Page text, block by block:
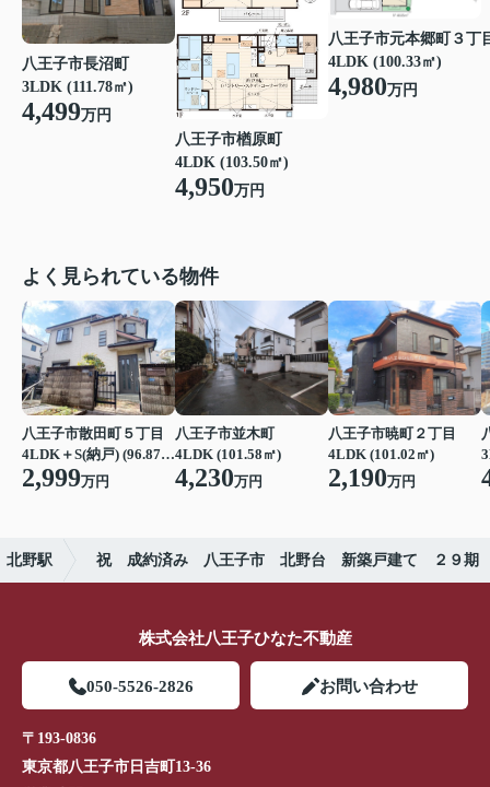
八王子市長沼町
3LDK (111.78㎡)
4,499万円
八王子市楢原町
4LDK (103.50㎡)
4,950万円
八王子市元本郷町３丁
4LDK (100.33㎡)
4,980万円
よく見られている物件
八王子市散田町５丁目
4LDK＋S(納戸) (96.87㎡)
2,999万円
八王子市並木町
4LDK (101.58㎡)
4,230万円
八王子市暁町２丁目
4LDK (101.02㎡)
2,190万円
北野駅 祝 成約済み 八王子市 北野台 新築戸建て ２９期
株式会社八王子ひなた不動産
050-5526-2826 お問い合わせ
〒193-0836
東京都八王子市日吉町13-36